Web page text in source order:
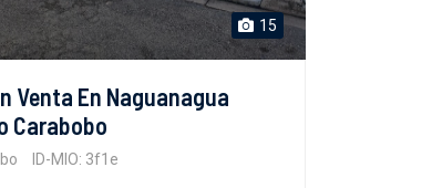
15
Venta En Naguanagua
Carabobo
ID-MIO: 3f1e